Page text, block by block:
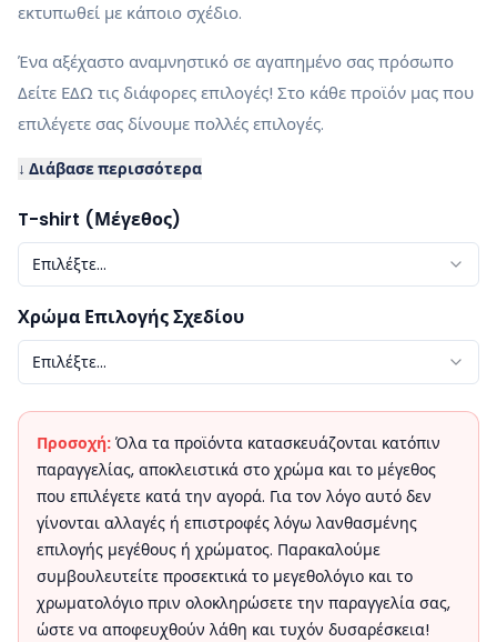
εκτυπωθεί με κάποιο σχέδιο.
Ένα αξέχαστο αναμνηστικό σε αγαπημένο σας πρόσωπο
Δείτε ΕΔΩ τις διάφορες επιλογές! Στο κάθε προϊόν μας που
επιλέγετε σας δίνουμε πολλές επιλογές.
↓ Διάβασε περισσότερα
T-shirt (Μέγεθος)
Επιλέξτε...
Χρώμα Επιλογής Σχεδίου
Επιλέξτε...
Προσοχή: Όλα τα προϊόντα κατασκευάζονται κατόπιν
παραγγελίας, αποκλειστικά στο χρώμα και το μέγεθος
που επιλέγετε κατά την αγορά. Για τον λόγο αυτό δεν
γίνονται αλλαγές ή επιστροφές λόγω λανθασμένης
επιλογής μεγέθους ή χρώματος. Παρακαλούμε
συμβουλευτείτε προσεκτικά το μεγεθολόγιο και το
χρωματολόγιο πριν ολοκληρώσετε την παραγγελία σας,
ώστε να αποφευχθούν λάθη και τυχόν δυσαρέσκεια!